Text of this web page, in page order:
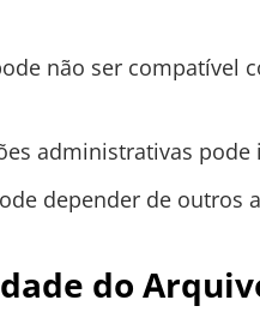
não ser compatível
administrativas
depender de outros
do